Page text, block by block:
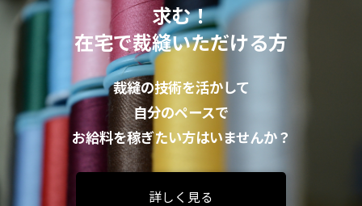
求む！
在宅で裁縫いただける方
裁縫の技術を活かして
自分のペースで
お給料を稼ぎたい方はいませんか？
詳しく見る